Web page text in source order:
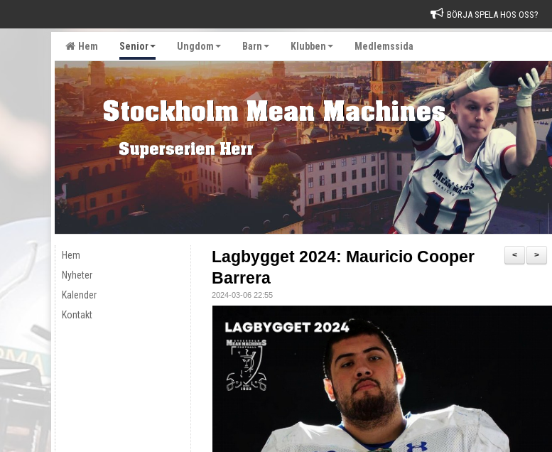
BÖRJA SPELA HOS OSS?
Hem Senior Ungdom Barn Klubben Medlemssida
Hem
Nyheter
Kalender
Kontakt
>
<
Lagbygget 2024: Mauricio Cooper
Barrera
2024-03-06 22:55